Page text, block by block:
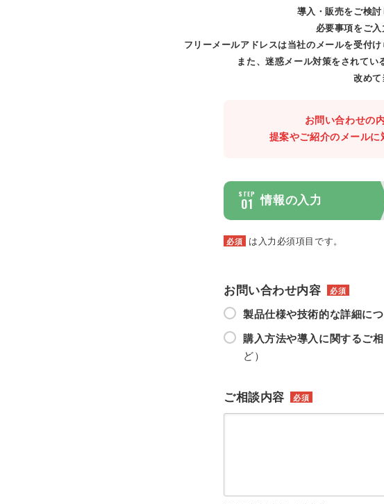
導入・販売をご検
必要事項をご
フリーメールアドレスは当社のメールを受付
また、迷惑メール対策をされてい
改めて
お問い合わせの
提案やご紹介のメールに
STEP
01 情報の入力
必須 は入力必須項目です。
お問い合わせ内容 必須
製品仕様や技術的な詳細に
購入方法や導入に関するご
ど）
ご相談内容 必須